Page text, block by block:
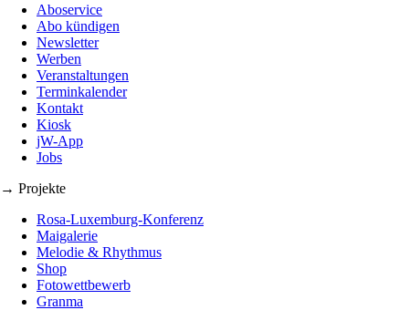
Aboservice
Abo kündigen
Newsletter
Werben
Veranstaltungen
Terminkalender
Kontakt
Kiosk
jW-App
Jobs
→ Projekte
Rosa-Luxemburg-Konferenz
Maigalerie
Melodie & Rhythmus
Shop
Fotowettbewerb
Granma